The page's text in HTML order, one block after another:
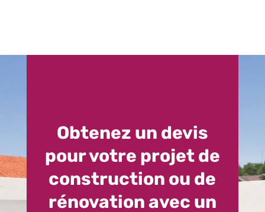
Obtenez un devis
pour votre projet de
construction ou de
rénovation avec un